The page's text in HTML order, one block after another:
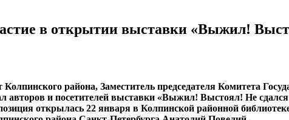
в открытии выставки «Выжил!
района, Заместитель председателя Комитета
авторов и посетителей выставки «Выжил! Выстоял! Не
открылась 22 января в Колпинской районной